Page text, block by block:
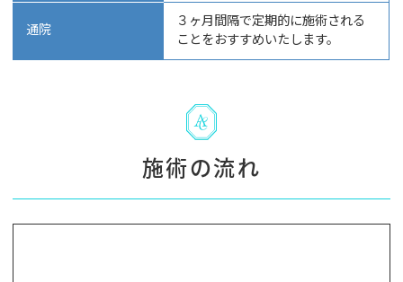
通院
３ヶ月間隔で定期的に施術される
ことをおすすめいたします。
施術の流れ